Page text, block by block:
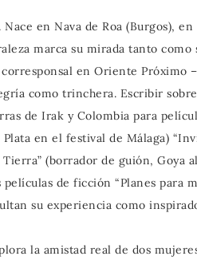
en Nava de Roa (Burgos),
marca su mirada tanto como
en Oriente Próximo
como trinchera. Escribir
de Irak y Colombia para
en el festival de Málaga)
(borrador de guión, Goya
de ficción “Planes para
su experiencia como
la amistad real de dos